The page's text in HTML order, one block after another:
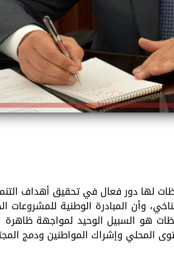
لها دور فعال في تحقيق أهداف
وأن المبادرة الوطنية للمشروعات
هو السبيل الوحيد لمواجهة ظاهرة
المحلي وإشراك المواطنين ودمج